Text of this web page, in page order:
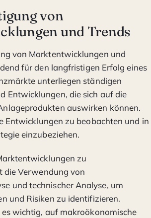
von
und Trends
von Marktentwicklungen und
für den langfristigen Erfolg eines
unterliegen ständigen
Entwicklungen, die sich auf die
auswirken können.
Entwicklungen zu beobachten und in
einzubeziehen.
zu
die Verwendung von
und technischer Analyse, um
und Risiken zu identifizieren.
wichtig, auf makroökonomische